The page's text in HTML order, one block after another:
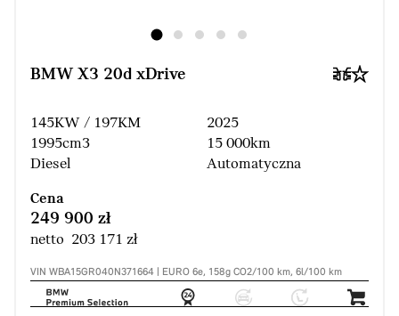
BMW X3 20d xDrive
145KW / 197KM
1995cm3
Diesel
2025
15 000km
Automatyczna
Cena
249 900 zł
netto 203 171 zł
VIN WBA15GR040N371664 | EURO 6e, 158g CO2/100 km, 6l/100 km